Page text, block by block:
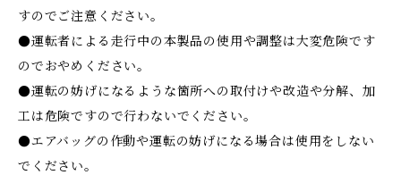
すのでご注意ください。
●運転者による走行中の本製品の使用や調整は大変危険です
のでおやめください。
●運転の妨げになるような箇所への取付けや改造や分解、加
工は危険ですので行わないでください。
●エアバッグの作動や運転の妨げになる場合は使用をしない
でください。